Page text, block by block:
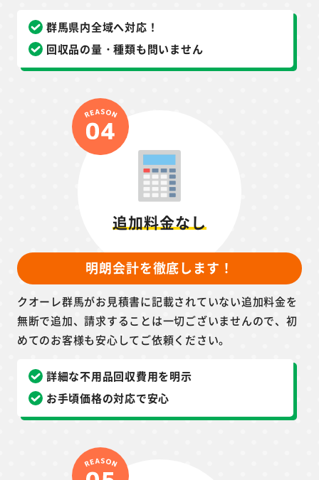
群馬県内全域へ対応！
回収品の量・種類も問いません
追加料金なし
明朗会計を徹底します！
クオーレ群馬がお見積書に記載されていない追加料金を
無断で追加、請求することは一切ございませんので、初
めてのお客様も安心してご依頼ください。
詳細な不用品回収費用を明示
お手頃価格の対応で安心